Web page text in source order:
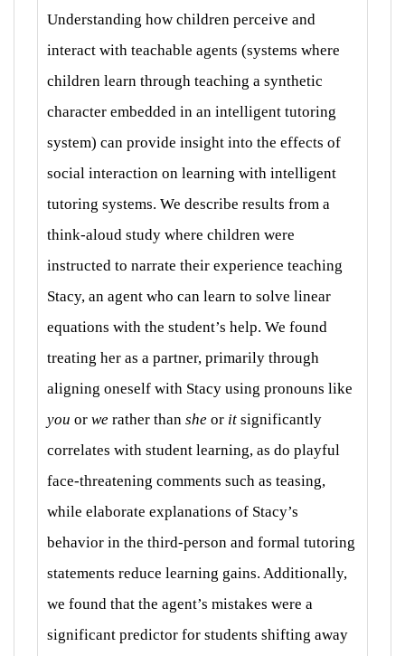
Understanding how children perceive and
interact with teachable agents (systems where
children learn through teaching a synthetic
character embedded in an intelligent tutoring
system) can provide insight into the effects of
social interaction on learning with intelligent
tutoring systems. We describe results from a
think-aloud study where children were
instructed to narrate their experience teaching
Stacy, an agent who can learn to solve linear
equations with the student’s help. We found
treating her as a partner, primarily through
aligning oneself with Stacy using pronouns like
you or we rather than she or it significantly
correlates with student learning, as do playful
face-threatening comments such as teasing,
while elaborate explanations of Stacy’s
behavior in the third-person and formal tutoring
statements reduce learning gains. Additionally,
we found that the agent’s mistakes were a
significant predictor for students shifting away